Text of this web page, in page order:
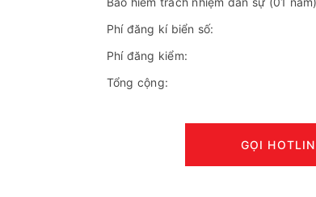
Phí đăng kí biển số:
Phí đăng kiểm:
Tổng cộng:
GỌI